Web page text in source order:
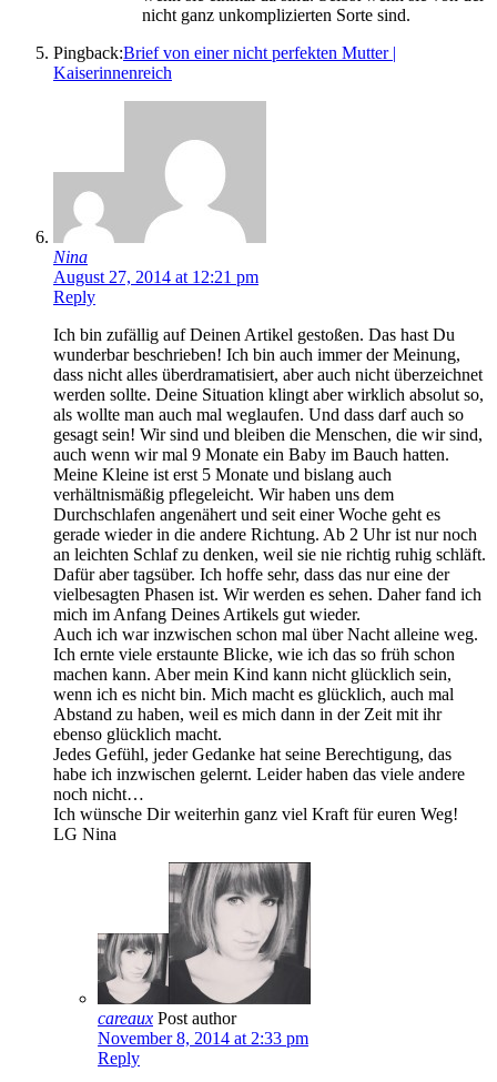
nicht ganz unkomplizierten Sorte sind.
Pingback:Brief von einer nicht perfekten Mutter |
Kaiserinnenreich
Nina
August 27, 2014 at 12:21 pm
Reply
Ich bin zufällig auf Deinen Artikel gestoßen. Das hast Du
wunderbar beschrieben! Ich bin auch immer der Meinung,
dass nicht alles überdramatisiert, aber auch nicht überzeichnet
werden sollte. Deine Situation klingt aber wirklich absolut so,
als wollte man auch mal weglaufen. Und dass darf auch so
gesagt sein! Wir sind und bleiben die Menschen, die wir sind,
auch wenn wir mal 9 Monate ein Baby im Bauch hatten.
Meine Kleine ist erst 5 Monate und bislang auch
verhältnismäßig pflegeleicht. Wir haben uns dem
Durchschlafen angenähert und seit einer Woche geht es
gerade wieder in die andere Richtung. Ab 2 Uhr ist nur noch
an leichten Schlaf zu denken, weil sie nie richtig ruhig schläft.
Dafür aber tagsüber. Ich hoffe sehr, dass das nur eine der
vielbesagten Phasen ist. Wir werden es sehen. Daher fand ich
mich im Anfang Deines Artikels gut wieder.
Auch ich war inzwischen schon mal über Nacht alleine weg.
Ich ernte viele erstaunte Blicke, wie ich das so früh schon
machen kann. Aber mein Kind kann nicht glücklich sein,
wenn ich es nicht bin. Mich macht es glücklich, auch mal
Abstand zu haben, weil es mich dann in der Zeit mit ihr
ebenso glücklich macht.
Jedes Gefühl, jeder Gedanke hat seine Berechtigung, das
habe ich inzwischen gelernt. Leider haben das viele andere
noch nicht…
Ich wünsche Dir weiterhin ganz viel Kraft für euren Weg!
LG Nina
careaux Post author
November 8, 2014 at 2:33 pm
Reply